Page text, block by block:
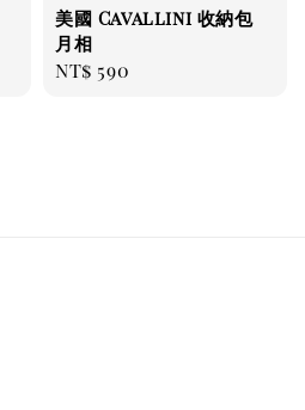
美國 Cavallini 收納包
月相
Regular
NT$ 590